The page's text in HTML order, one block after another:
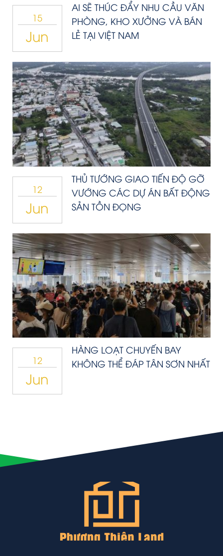
15
Jun
AI SẼ THÚC ĐẨY NHU CẦU VĂN
PHÒNG, KHO XƯỞNG VÀ BÁN
LẺ TẠI VIỆT NAM
12
Jun
THỦ TƯỚNG GIAO TIẾN ĐỘ GỠ
VƯỚNG CÁC DỰ ÁN BẤT ĐỘNG
SẢN TỒN ĐỌNG
12
Jun
HÀNG LOẠT CHUYẾN BAY
KHÔNG THỂ ĐÁP TÂN SƠN NHẤT